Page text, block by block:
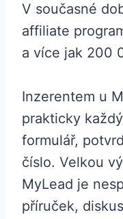
V současné
affiliate
a více jak 200
Inzerentem u
prakticky
formulář,
číslo. Velkou
MyLead je
příruček,